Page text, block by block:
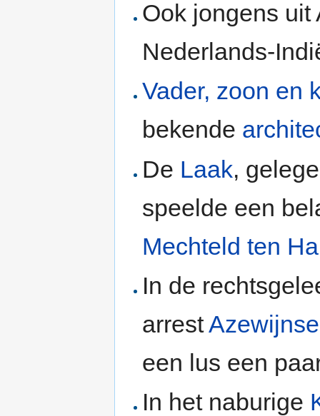
Ook jongens uit
Nederlands-
Vader, zoon en
bekende
De Laak,
speelde een
Mechteld ten
In de
arrest
een lus een
In het naburige